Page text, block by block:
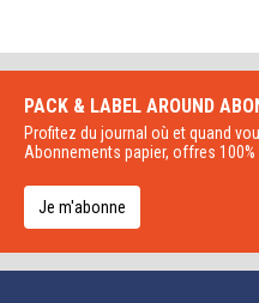
PACK & LABEL AROUND
Profitez du journal où et quand
Abonnements papier, offres
Je m'abonne